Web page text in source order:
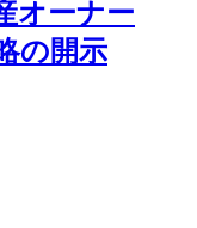
オーナー
の開示